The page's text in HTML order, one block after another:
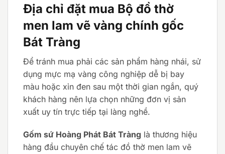
Địa chỉ đặt mua Bộ đồ thờ
men lam vẽ vàng chính gốc
Bát Tràng
Để tránh mua phải các sản phẩm hàng nhái, sử
dụng mực mạ vàng công nghiệp dễ bị bay
màu hoặc xỉn đen sau một thời gian ngắn, quý
khách hàng nên lựa chọn những đơn vị sản
xuất uy tín trực tiếp tại làng nghề.
Gốm sứ Hoàng Phát Bát Tràng là thương hiệu
hàng đầu chuyên chế tác đồ thờ men lam vẽ